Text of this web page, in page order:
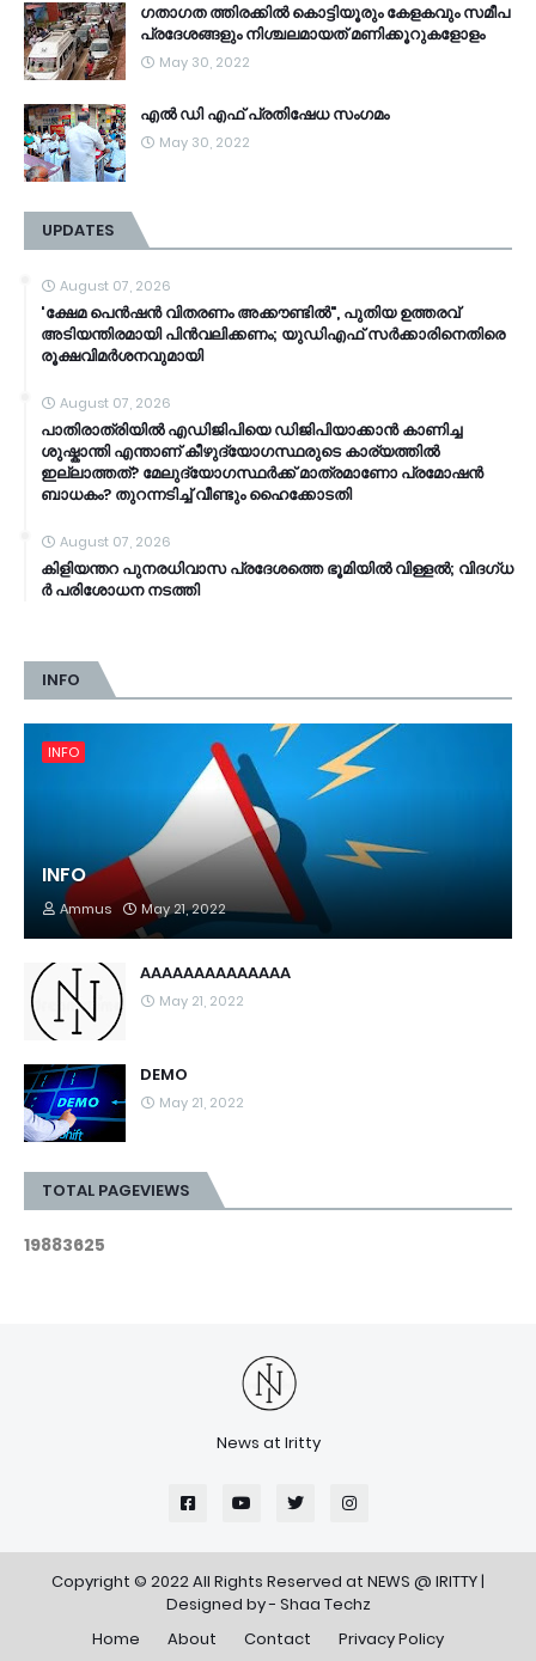
ഗതാഗത ത്തിരക്കിൽ കൊട്ടിയൂരും കേളകവും സമീപ
പ്രദേശങ്ങളും നിശ്ചലമായത് മണിക്കൂറുകളോളം
May 30, 2022
എൽ ഡി എഫ് പ്രതിഷേധ സംഗമം
May 30, 2022
UPDATES
August 07, 2026
'ക്ഷേമ പെൻഷൻ വിതരണം അക്കൗണ്ടിൽ", പുതിയ ഉത്തരവ്
അടിയന്തിരമായി പിൻവലിക്കണം; യുഡിഎഫ് സർക്കാരിനെതിരെ
രൂക്ഷവിമർശനവുമായി
August 07, 2026
പാതിരാത്രിയിൽ എഡിജിപിയെ ഡിജിപിയാക്കാൻ കാണിച്ച
ശുഷ്കാന്തി എന്താണ് കീഴുദ്യോഗസ്ഥരുടെ കാര്യത്തിൽ
ഇല്ലാത്തത്? മേലുദ്യോഗസ്ഥർക്ക് മാത്രമാണോ പ്രമോഷൻ
ബാധകം? തുറന്നടിച്ച് വീണ്ടും ഹൈക്കോടതി
August 07, 2026
കി​ളി​യ​ന്ത​റ പു​ന​ര​ധി​വാ​സ പ്രദേശത്തെ ഭൂ​മി​യി​ൽ വി​ള്ള​ൽ; വി​ദ​ഗ്ധ​
ർ പ​രി​ശോ​ധ​ന ന​ട​ത്തി
INFO
INFO
INFO
Ammus May 21, 2022
AAAAAAAAAAAAAA
May 21, 2022
DEMO
May 21, 2022
TOTAL PAGEVIEWS
19883625
News at Iritty
Copyright © 2022 All Rights Reserved at NEWS @ IRITTY|
Designed by - Shaa Techz
Home
About Contact
Privacy Policy